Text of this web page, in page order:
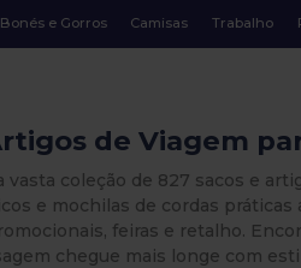
Bonés e Gorros Camisas Trabalho
de Viagem
vasta coleção de 827 sacos e
e mochilas de cordas
feiras e retalho.
chegue mais longe com